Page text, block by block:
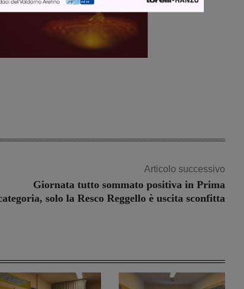
Articolo successivo
Giornata tutto sommato positiva in Prima
solo la Resco Reggello è uscita sconfitta